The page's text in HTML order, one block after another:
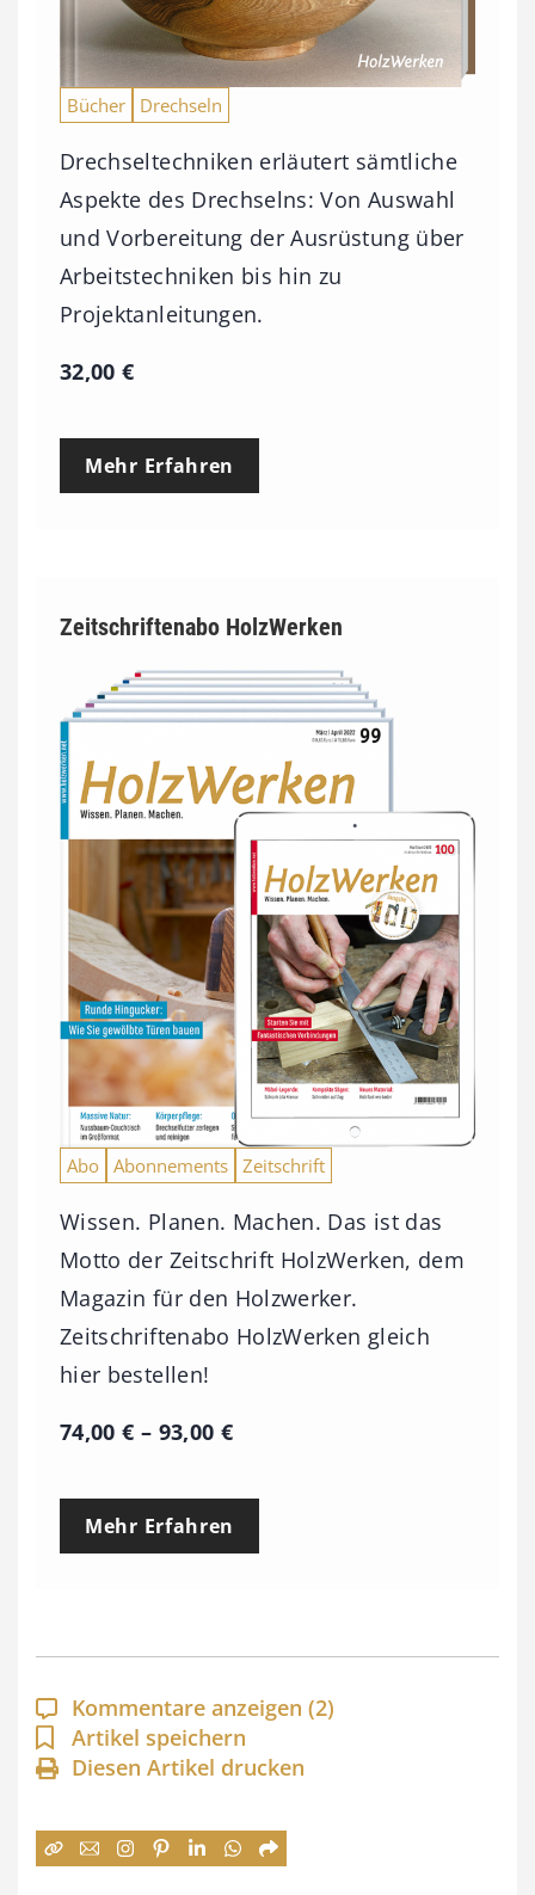
Bücher Drechseln
Drechseltechniken erläutert sämtliche
Aspekte des Drechselns: Von Auswahl
und Vorbereitung der Ausrüstung über
Arbeitstechniken bis hin zu
Projektanleitungen.
32,00€
Mehr Erfahren
Zeitschriftenabo HolzWerken
Abo Abonnements Zeitschrift
Wissen. Planen. Machen. Das ist das
Motto der Zeitschrift HolzWerken, dem
Magazin für den Holzwerker.
Zeitschriftenabo HolzWerken gleich
hier bestellen!
74,00€ – 93,00 €P
e
p
a
n
n
:
Mehr Erfahren
Kommentare anzeigen (2)
Artikel speichern
Diesen Artikel drucken